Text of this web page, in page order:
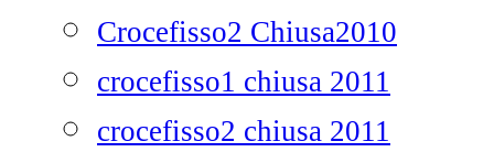
Crocefisso2 Chiusa2010
crocefisso1 chiusa 2011
crocefisso2 chiusa 2011